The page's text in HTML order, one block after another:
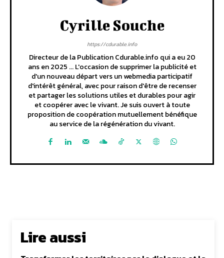
Cyrille Souche
https://cdurable.info
Directeur de la Publication Cdurable.info qui a eu 20
ans en 2025 ... L'occasion de supprimer la publicité et
d'un nouveau départ vers un webmedia participatif
d'intérêt général, avec pour raison d'être de recenser
et partager les solutions utiles et durables pour agir
et coopérer avec le vivant. Je suis ouvert à toute
proposition de coopération mutuellement bénéfique
au service de la régénération du vivant.
Lire aussi